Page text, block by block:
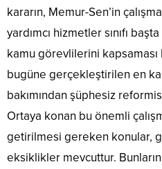
kararın, Memur-Sen’in
yardımcı hizmetler sınıfı
kamu görevlilerini kapsaması
bugüne gerçekleştirilen en
bakımından şüphesiz
Ortaya konan bu önemli
getirilmesi gereken konular,
eksiklikler mevcuttur.